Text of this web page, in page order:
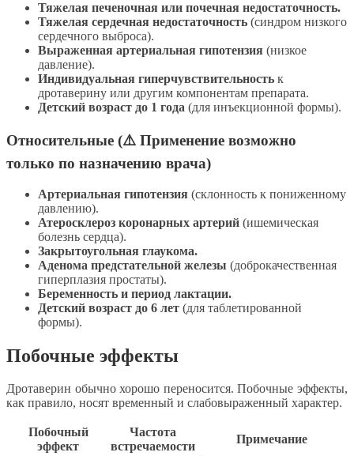
Тяжелая печеночная или почечная недостаточность.
Тяжелая сердечная недостаточность (синдром низкого
сердечного выброса).
Выраженная артериальная гипотензия (низкое
давление).
Индивидуальная гиперчувствительность к
дротаверину или другим компонентам препарата.
Детский возраст до 1 года (для инъекционной формы).
Относительные (⚠️ Применение возможно
только по назначению врача)
Артериальная гипотензия (склонность к пониженному
давлению).
Атеросклероз коронарных артерий (ишемическая
болезнь сердца).
Закрытоугольная глаукома.
Аденома предстательной железы (доброкачественная
гиперплазия простаты).
Беременность и период лактации.
Детский возраст до 6 лет (для таблетированной
формы).
Побочные эффекты
Дротаверин обычно хорошо переносится. Побочные эффекты,
как правило, носят временный и слабовыраженный характер.
Побочный
эффект
Частота
встречаемости
Примечание